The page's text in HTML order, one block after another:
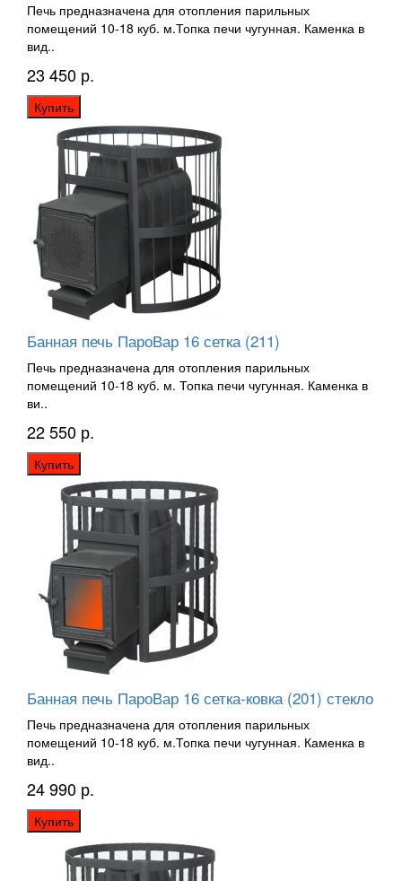
Печь предназначена для отопления парильных
помещений 10-18 куб. м.Топка печи чугунная. Каменка в
вид..
23 450 р.
Купить
Банная печь ПароВар 16 сетка (211)
Печь предназначена для отопления парильных
помещений 10-18 куб. м. Топка печи чугунная. Каменка в
ви..
22 550 р.
Купить
Банная печь ПароВар 16 сетка-ковка (201) стекло
Печь предназначена для отопления парильных
помещений 10-18 куб. м.Топка печи чугунная. Каменка в
вид..
24 990 р.
Купить